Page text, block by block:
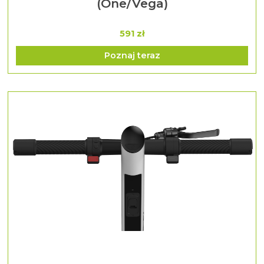
(One/Vega)
591 zł
Poznaj teraz